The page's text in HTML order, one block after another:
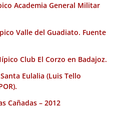
Academia General Militar
Valle del Guadiato. Fuente
Club El Corzo en Badajoz.
Eulalia (Luis Tello
Cañadas – 2012